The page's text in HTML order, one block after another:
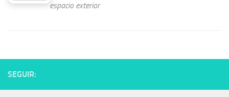
espacio exterior
SEGUIR: